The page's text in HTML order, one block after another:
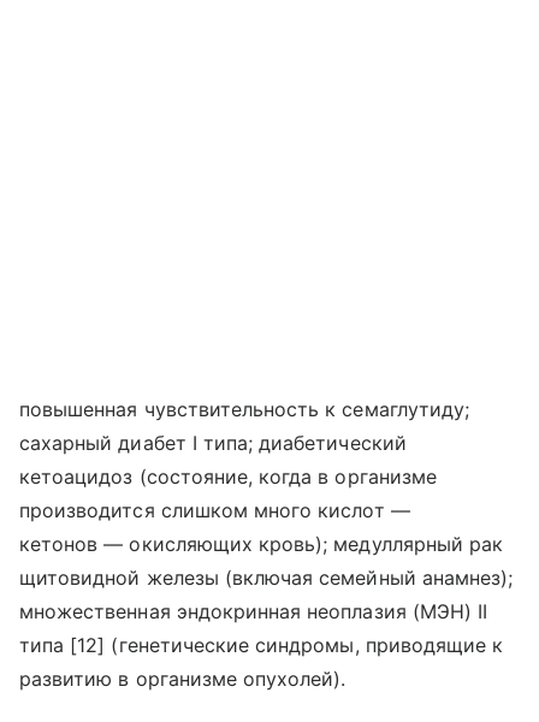
повышенная чувствительность к семаглутиду;
сахарный диабет I типа; диабетический
кетоацидоз (состояние, когда в организме
производится слишком много кислот —
кетонов — окисляющих кровь); медуллярный рак
щитовидной железы (включая семейный анамнез);
множественная эндокринная неоплазия (МЭН) II
типа [12] (генетические синдромы, приводящие к
развитию в организме опухолей).